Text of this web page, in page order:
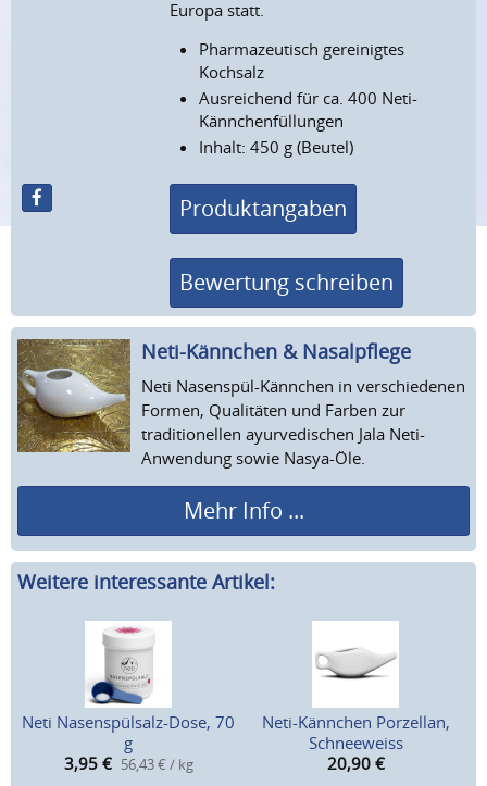
Europa statt.
Pharmazeutisch gereinigtes
Kochsalz
Ausreichend für ca. 400 Neti-
Kännchenfüllungen
Inhalt: 450 g (Beutel)
Produktangaben
Bewertung schreiben
Neti-Kännchen & Nasalpflege
Neti Nasenspül-Kännchen in verschiedenen
Formen, Qualitäten und Farben zur
traditionellen ayurvedischen Jala Neti-
Anwendung sowie Nasya-Öle.
Mehr Info ...
Weitere interessante Artikel:
Neti Nasenspülsalz-Dose, 70
g
3,95 € 56,43 € / kg
Neti-Kännchen Porzellan,
Schneeweiss
20,90 €